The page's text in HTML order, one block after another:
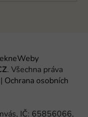
. Všechna práva
Ochrana osobních
IČ: 65856066,